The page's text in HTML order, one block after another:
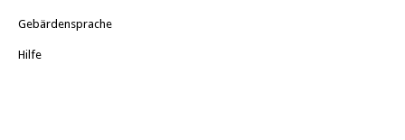
Gebärdensprache
Hilfe